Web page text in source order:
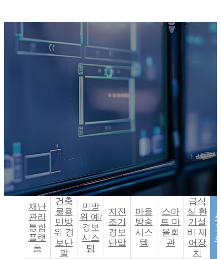
전
솔
루
자
는
앞
기
술
재난
관리
통합
플랫
폼
건축
물용
민방
위 경
보단
말
민방
위 예/
경보
시스
템
지진
조기
경보
단말
마을
방송
시스
템
스마
트 마
을회
관
급식
실 환
기설
비 제
어장
치